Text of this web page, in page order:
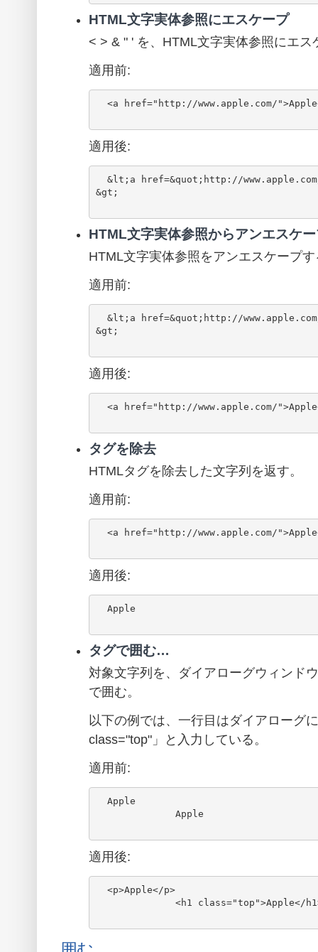
HTML文字実体参照にエスケープ
< > & " ' を、HTML文字実体参照にエス
適用前:
  <a href="http://www.apple.com/">Apple</a>
適用後:
  &lt;a href=&quot;http://www.apple.com/&quot;&gt;Apple&lt;/a
&gt;
HTML文字実体参照からアンエスケ
HTML文字実体参照をアンエスケープす
適用前:
  &lt;a href=&quot;http://www.apple.com/&quot;&gt;Apple&lt;/a
&gt;
適用後:
  <a href="http://www.apple.com/">Apple</a>
タグを除去
HTMLタグを除去した文字列を返す。
適用前:
  <a href="http://www.apple.com/">Apple</a>
適用後:
  Apple
タグで囲む…
対象文字列を、ダイアローグウィンド
で囲む。
以下の例では、一行目はダイアローグ
class="top"」と入力している。
適用前:
  Apple
              Apple
適用後:
  <p>Apple</p>
              <h1 class="top">Apple</h1>